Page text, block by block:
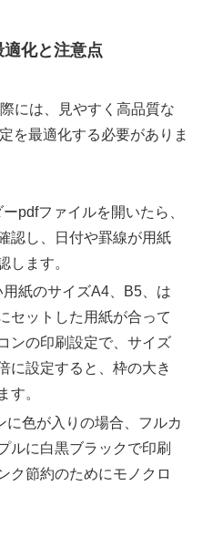
化と注意点
には、見やすく高品質な
を最適化する必要がありま
pdfファイルを開いたら、
認し、日付や罫線が用紙
します。
用紙のサイズA4、B5、は
セットした用紙が合って
ンの印刷設定で、サイズ
に設定すると、枠の大き
す。
に色が入りの場合、フルカ
ルに白黒ブラックで印刷
ク節約のためにモノクロ